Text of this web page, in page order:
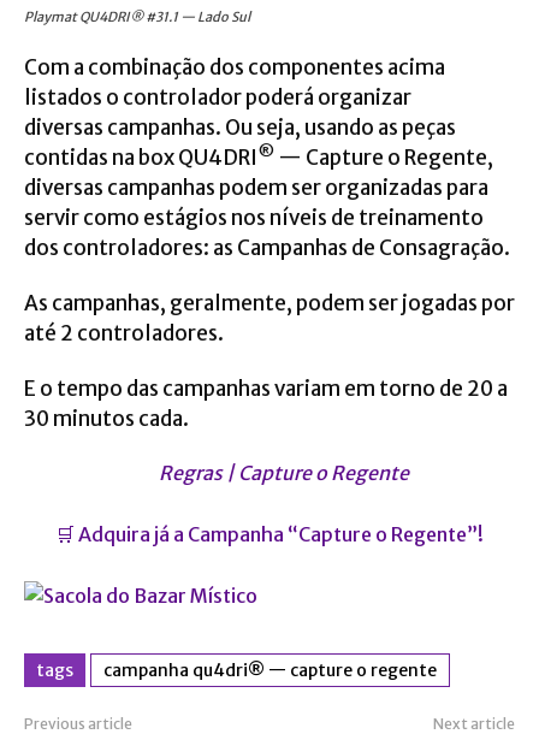
Playmat QU4DRI® #31.1 — Lado Sul
Com a combinação dos componentes acima
listados o controlador poderá organizar
diversas campanhas. Ou seja, usando as peças
contidas na box QU4DRI® — Capture o Regente,
diversas campanhas podem ser organizadas para
servir como estágios nos níveis de treinamento
dos controladores: as Campanhas de Consagração.
As campanhas, geralmente, podem ser jogadas por
até 2 controladores.
E o tempo das campanhas variam em torno de 20 a
30 minutos cada.
Regras | Capture o Regente
🛒 Adquira já a Campanha “Capture o Regente”!
tags campanha qu4dri® — capture o regente
Previous article Next article